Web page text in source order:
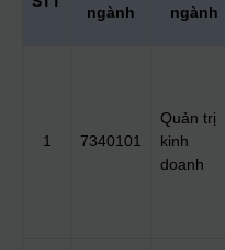
ngành
ngành
1 7340101
Quản trị
kinh
doanh